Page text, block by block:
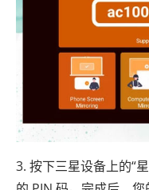
3. 按下三星设备上的“